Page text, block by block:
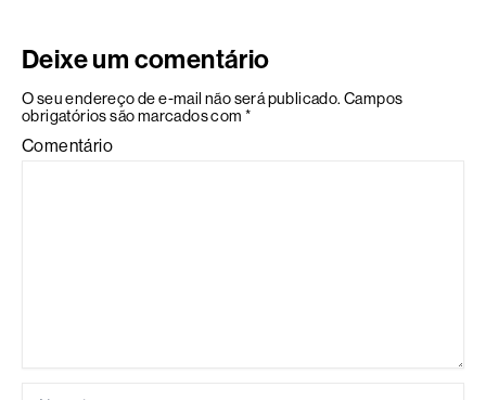
Deixe um comentário
O seu endereço de e-mail não será publicado. Campos
obrigatórios são marcados com *
Comentário